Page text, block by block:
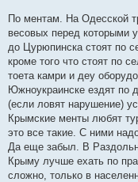
По ментам. На Одесской
весовых перед которыми
до Цурюпинска стоят по
кроме того что стоят по
тоета камри и деу
Южноукраинске ездят по
(если ловят нарушение)
Крымские менты любят
это все такие. С ними
Да еще забыл. В
Крыму лучше ехать по
сложно, только в